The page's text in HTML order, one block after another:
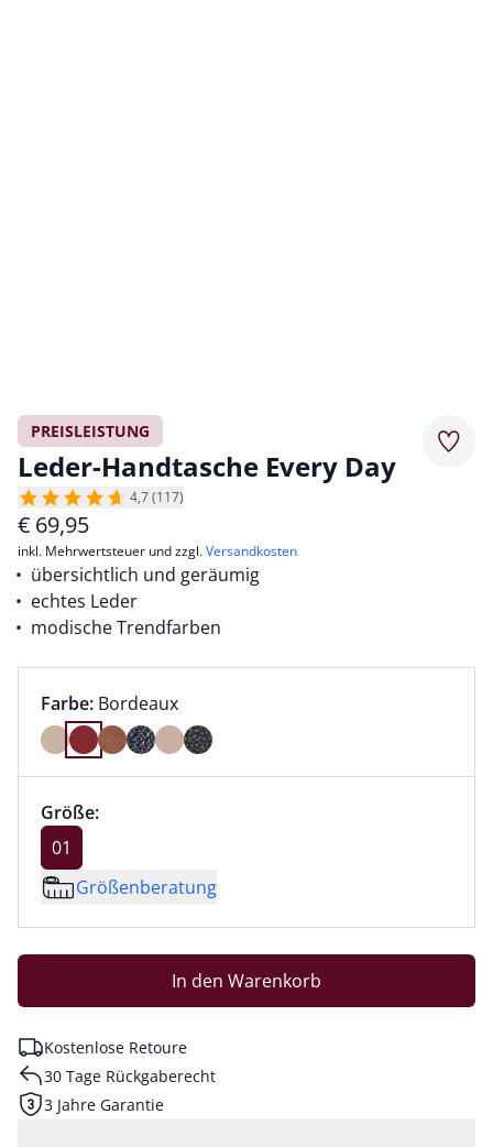
PREISLEISTUNG
Leder-Handtasche Every Day
4,7 (117)
€ 69,95
inkl. Mehrwertsteuer und zzgl.Versandkosten
übersichtlich und geräumig
echtes Leder
modische Trendfarben
Farbauswahl:
Farbe: aktuell ausgewählt:
Bordeaux
Farbe Bordeaux ausgewählt
Größenauswahl:
Größe:
Größe 01 ausgewählt
01
Größenberatung
In den Warenkorb
Kostenlose Retoure
30 Tage Rückgaberecht
3 Jahre Garantie